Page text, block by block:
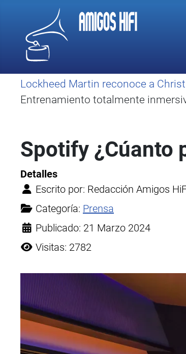
Lockheed Martin reconoce a
Entrenamiento totalmente
Spotify ¿Cúanto
Detalles
Escrito por: Redacción Amigos
Categoría: Prensa
Publicado: 21 Marzo 2024
Visitas: 2782